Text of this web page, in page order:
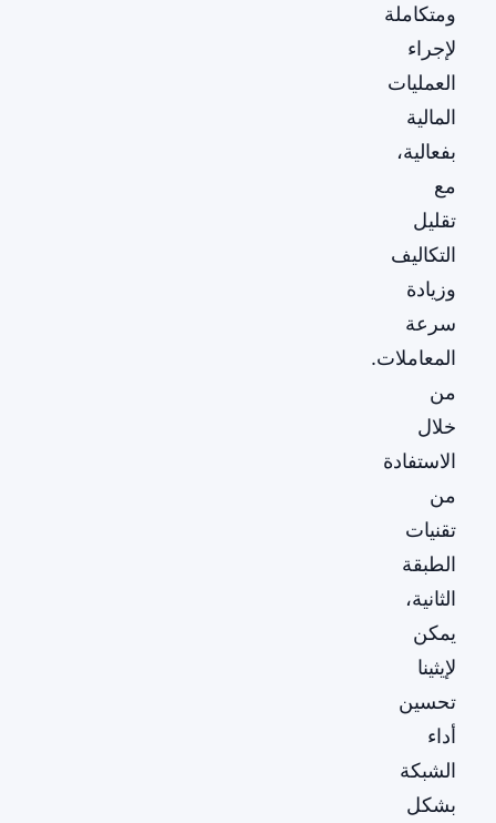
ومتكاملة
لإجراء
العمليات
المالية
بفعالية،
مع
تقليل
التكاليف
وزيادة
سرعة
المعاملات.
من
خلال
الاستفادة
من
تقنيات
الطبقة
الثانية،
يمكن
لإيثينا
تحسين
أداء
الشبكة
بشكل